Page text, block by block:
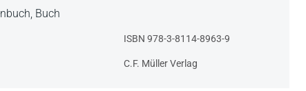
Buch
ISBN 978-3-8114-8963-9
C.F. Müller Verlag